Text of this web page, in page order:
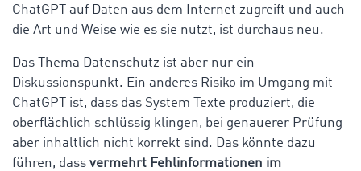
ChatGPT auf Daten aus dem Internet zugreift und auch
die Art und Weise wie es sie nutzt, ist durchaus neu.
Das Thema Datenschutz ist aber nur ein
Diskussionspunkt. Ein anderes Risiko im Umgang mit
ChatGPT ist, dass das System Texte produziert, die
oberflächlich schlüssig klingen, bei genauerer Prüfung
aber inhaltlich nicht korrekt sind. Das könnte dazu
führen, dass vermehrt Fehlinformationen im